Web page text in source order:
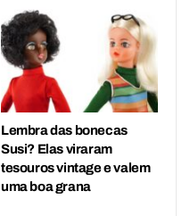
Lembra das bonecas
Susi? Elas viraram
tesouros vintage e valem
uma boa grana